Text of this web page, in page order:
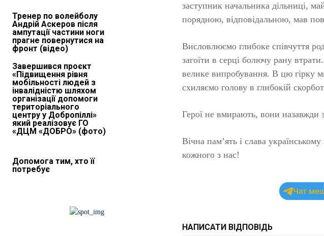
Тренер по волейболу
Андрій Аскеров після
ампутації частини ноги
прагне повернутися на
фронт (відео)
Завершився проєкт
«Підвищення рівня
мобільності людей з
інвалідністю шляхом
організації допомоги
територіального
центру у Добропіллі»
який реалізовує ГО
«ДЦМ «ДОБРО» (фото)
Допомога тим, хто її
потребує
заступник начальника дільниці,
порядною, відповідальною, мав
Висловлюємо глибоке співчуття
загоїти в серці болючу рану
велике випробування. В цю гірку
схиляємо голову в глибокій
Герої не вмирають, вони
Вічна пам’ять і слава
кожного з нас!
Чат
НАПИСАТИ ВІДПОВІДЬ